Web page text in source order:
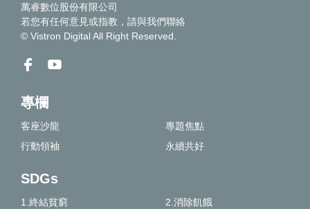
萬睿數位股份有限公司
若您有任何意見或指教，請與我們聯絡
© Vistron Digital All Right Reserved.
專欄
客座沙龍
專題焦點
行動領袖
永續共好
SDGs
1.終結貧窮
2.消除飢餓